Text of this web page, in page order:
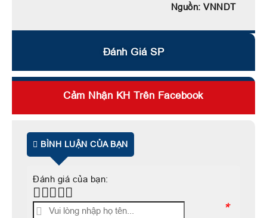
Nguồn: VNNDT
Đánh Giá SP
Cảm Nhận KH Trên Facebook
BÌNH LUẬN CỦA BẠN
Đánh giá của bạn:
*